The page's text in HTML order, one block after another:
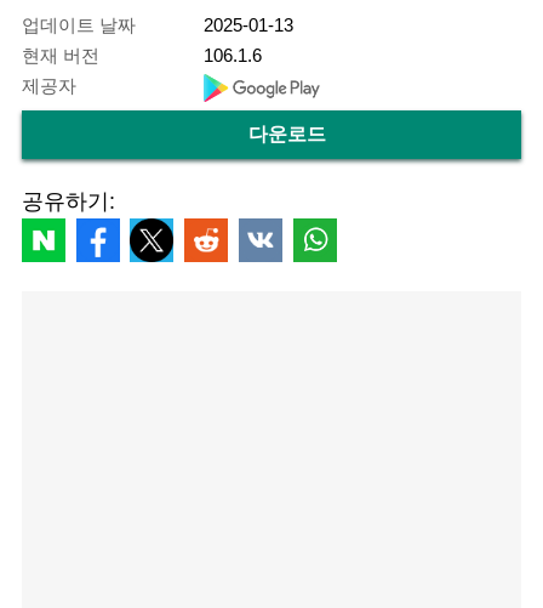
업데이트 날짜
2025-01-13
현재 버전
106.1.6
제공자
다운로드
공유하기: